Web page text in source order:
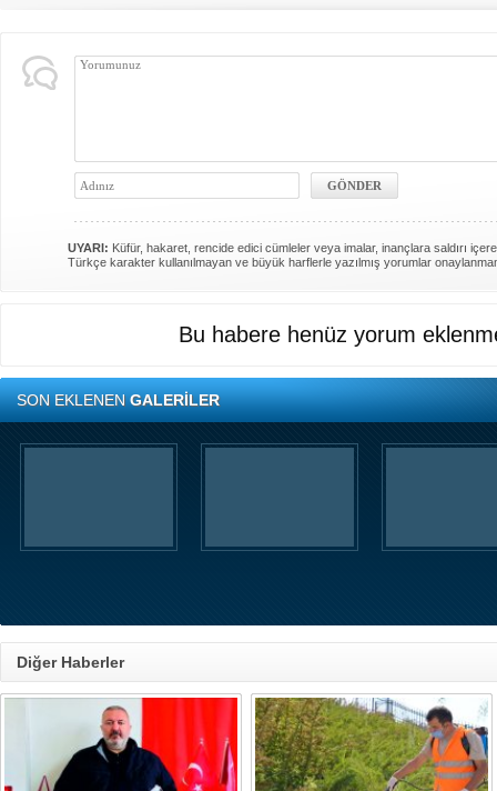
UYARI: Küfür, hakaret, rencide edici cümleler veya imalar, inançlara saldırı
Türkçe karakter kullanılmayan ve büyük harflerle yazılmış yorumlar
Bu habere henüz yorum
SON EKLENENGALERİLER
Diğer Haberler